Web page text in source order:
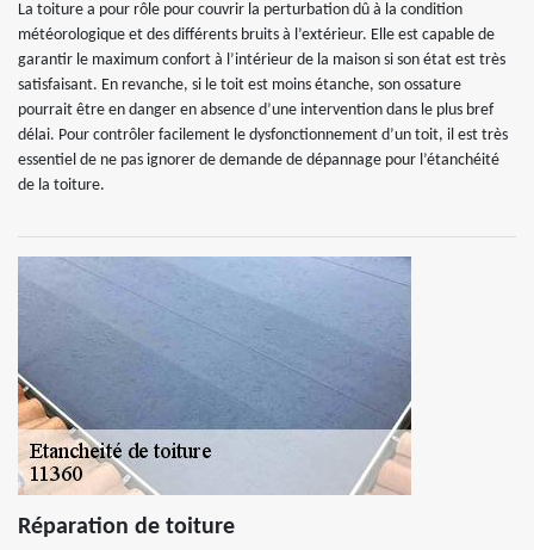
La toiture a pour rôle pour couvrir la perturbation dû à la condition
météorologique et des différents bruits à l’extérieur. Elle est capable de
garantir le maximum confort à l’intérieur de la maison si son état est très
satisfaisant. En revanche, si le toit est moins étanche, son ossature
pourrait être en danger en absence d’une intervention dans le plus bref
délai. Pour contrôler facilement le dysfonctionnement d’un toit, il est très
essentiel de ne pas ignorer de demande de dépannage pour l’étanchéité
de la toiture.
Réparation de toiture